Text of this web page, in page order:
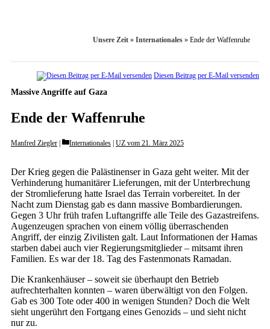
Unsere Zeit » Internationales » Ende der Waffenruhe
Diesen Beitrag per E-Mail versenden
Massive Angriffe auf Gaza
Ende der Waffenruhe
Manfred Ziegler Categories
Internationales UZ vom 21. März 2025
Der Krieg gegen die Palästinenser in Gaza geht weiter. Mit der
Verhinderung humanitärer Lieferungen, mit der Unterbrechung
der Stromlieferung hatte Israel das Terrain vorbereitet. In der
Nacht zum Dienstag gab es dann massive Bombardierungen.
Gegen 3 Uhr früh trafen Luftangriffe alle Teile des Gazastreifens.
Augenzeugen sprachen von einem völlig überraschenden
Angriff, der einzig Zivilisten galt. Laut Informationen der Hamas
starben dabei auch vier Regierungsmitglieder – mitsamt ihren
Familien. Es war der 18. Tag des Fastenmonats Ramadan.
Die Krankenhäuser – soweit sie überhaupt den Betrieb
aufrechterhalten konnten – waren überwältigt von den Folgen.
Gab es 300 Tote oder 400 in wenigen Stunden? Doch die Welt
sieht ungerührt den Fortgang eines Genozids – und sieht nicht
nur zu.